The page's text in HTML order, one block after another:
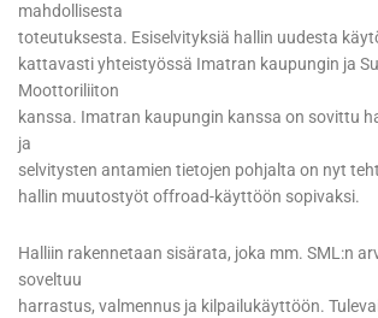
mahdollisesta
toteutuksesta. Esiselvityksiä hallin uudesta
kattavasti yhteistyössä Imatran kaupungin ja
Moottoriliiton
kanssa. Imatran kaupungin kanssa on sovittu
ja
selvitysten antamien tietojen pohjalta on nyt
hallin muutostyöt offroad-käyttöön sopivaksi.
Halliin rakennetaan sisärata, joka mm. SML:n
soveltuu
harrastus, valmennus ja kilpailukäyttöön.